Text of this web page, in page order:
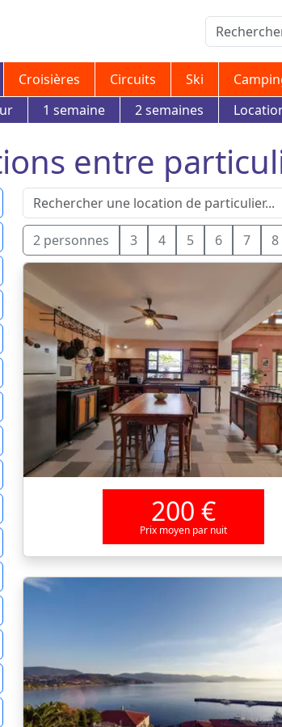
Croisières Circuits Ski
1 semaine 2 semaines
entre
2 personnes 3 4 5 6 7 8
200 €
Prix moyen par nuit